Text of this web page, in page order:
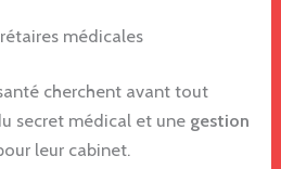
médicales
cherchent avant tout
secret médical et une gestion
leur cabinet.